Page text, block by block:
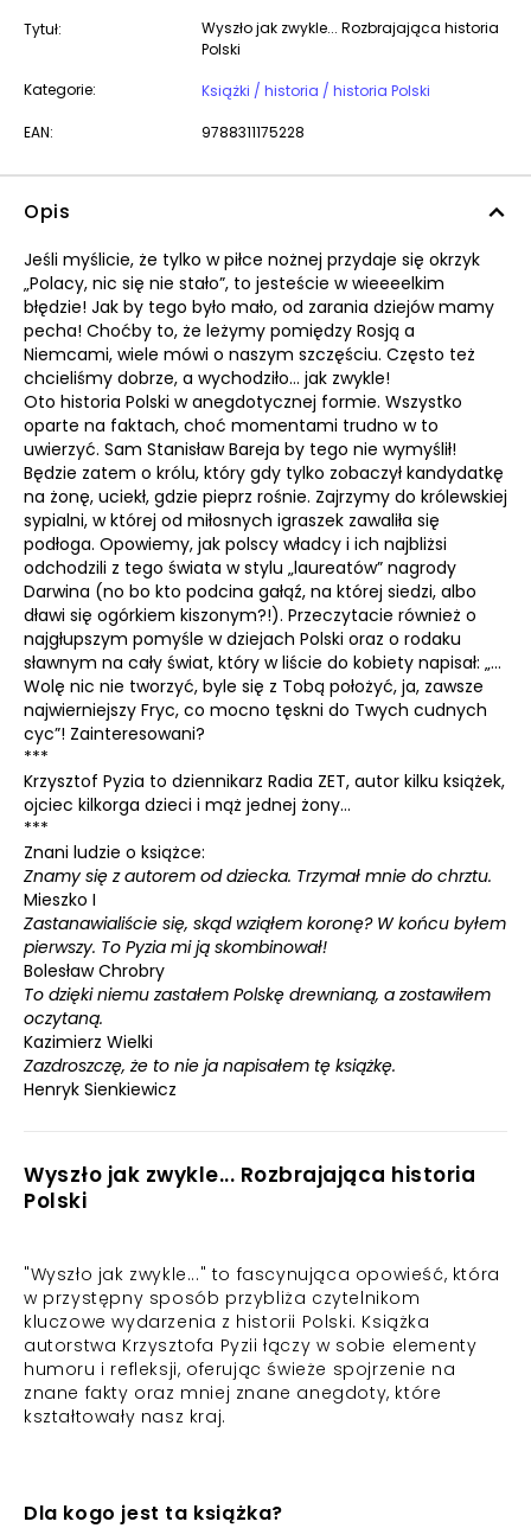
Tytuł:
Wyszło jak zwykle... Rozbrajająca historia
Polski
Kategorie:
Książki / historia / historia Polski
EAN: 9788311175228
Opis
Jeśli myślicie, że tylko w piłce nożnej przydaje się okrzyk
„Polacy, nic się nie stało”, to jesteście w wieeeelkim
błędzie! Jak by tego było mało, od zarania dziejów mamy
pecha! Choćby to, że leżymy pomiędzy Rosją a
Niemcami, wiele mówi o naszym szczęściu. Często też
chcieliśmy dobrze, a wychodziło… jak zwykle!
Oto historia Polski w anegdotycznej formie. Wszystko
oparte na faktach, choć momentami trudno w to
uwierzyć. Sam Stanisław Bareja by tego nie wymyślił!
Będzie zatem o królu, który gdy tylko zobaczył kandydatkę
na żonę, uciekł, gdzie pieprz rośnie. Zajrzymy do królewskiej
sypialni, w której od miłosnych igraszek zawaliła się
podłoga. Opowiemy, jak polscy władcy i ich najbliżsi
odchodzili z tego świata w stylu „laureatów” nagrody
Darwina (no bo kto podcina gałąź, na której siedzi, albo
dławi się ogórkiem kiszonym?!). Przeczytacie również o
najgłupszym pomyśle w dziejach Polski oraz o rodaku
sławnym na cały świat, który w liście do kobiety napisał: „…
Wolę nic nie tworzyć, byle się z Tobą położyć, ja, zawsze
najwierniejszy Fryc, co mocno tęskni do Twych cudnych
cyc”! Zainteresowani?
***
Krzysztof Pyzia to dziennikarz Radia ZET, autor kilku książek,
ojciec kilkorga dzieci i mąż jednej żony…
***
Znani ludzie o książce:
Znamy się z autorem od dziecka. Trzymał mnie do chrztu.
Mieszko I
Zastanawialiście się, skąd wziąłem koronę? W końcu byłem
pierwszy. To Pyzia mi ją skombinował!
Bolesław Chrobry
To dzięki niemu zastałem Polskę drewnianą, a zostawiłem
oczytaną.
Kazimierz Wielki
Zazdroszczę, że to nie ja napisałem tę książkę.
Henryk Sienkiewicz
Wyszło jak zwykle... Rozbrajająca historia
Polski
"Wyszło jak zwykle..." to fascynująca opowieść, która
w przystępny sposób przybliża czytelnikom
kluczowe wydarzenia z historii Polski. Książka
autorstwa Krzysztofa Pyzii łączy w sobie elementy
humoru i refleksji, oferując świeże spojrzenie na
znane fakty oraz mniej znane anegdoty, które
kształtowały nasz kraj.
Dla kogo jest ta książka?